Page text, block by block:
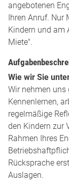
angebotenen
Ihren Anruf. Nur
Kindern und am
Miete".
Wie wir Sie
Wir nehmen
Kennenlernen,
regelmäßige
den Kindern zur
Rahmen Ihres
Rücksprache
Auslagen.